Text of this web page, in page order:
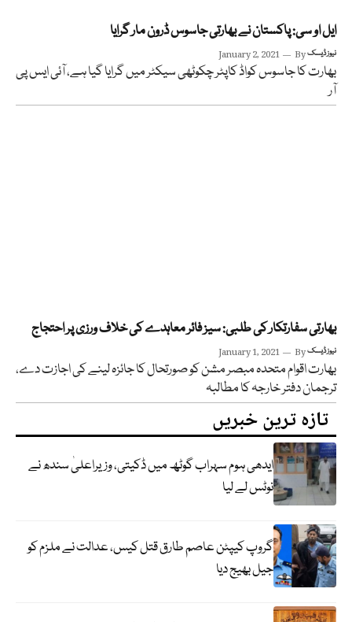
ایل او سی: پاکستان نے بھارتی جاسوس ڈرون مار گرایا
January 2, 2021 Byنیوز ڈیسک
بھارت کا جاسوس کواڈ کاپٹر چکوٹھی سیکٹر میں گرایا گیا ہے، آئی ایس پی
آر
بھارتی سفارتکار کی طلبی: سیز فائر معاہدے کی خلاف ورزی پر احتجاج
January 1, 2021 Byنیوز ڈیسک
بھارت اقوام متحدہ مبصر مشن کو صورتحال کا جائزہ لینے کی اجازت دے،
ترجمان دفتر خارجہ کا مطالبہ
تازہ ترین خبریں
ایدھی ہوم سہراب گوٹھ میں ڈکیتی، وزیراعلیٰ سندھ نے
نوٹس لے لیا
گروپ کیپٹن عاصم طارق قتل کیس، عدالت نے ملزم کو
جیل بھیج دیا